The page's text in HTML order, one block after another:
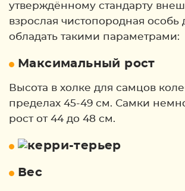
утверждённому стандарту
взрослая чистопородная особь
обладать такими параметрами:
Максимальный рост
Высота в холке для самцов
пределах 45-49 см. Самки
рост от 44 до 48 см.
Вес